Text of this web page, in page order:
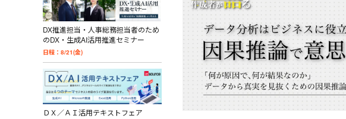
DX推進担当・人事総務担当者のため
のDX・生成AI活用推進セミナー
日程：8/21(金)
ＤＸ／ＡＩ活用テキストフェア